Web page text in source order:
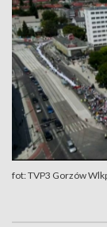
fot: TVP3 Gorzów